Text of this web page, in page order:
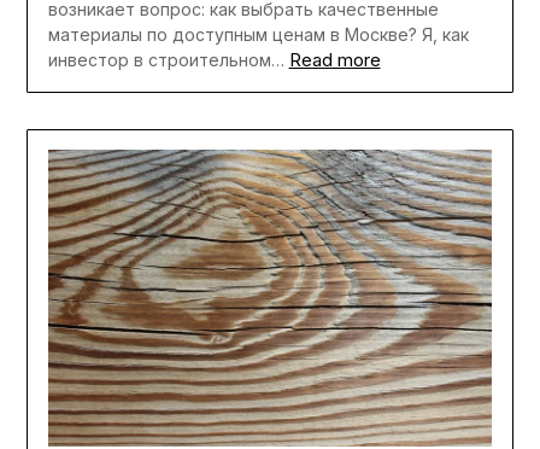
возникает вопрос: как выбрать качественные
материалы по доступным ценам в Москве? Я, как
инвестор в строительном… Read more